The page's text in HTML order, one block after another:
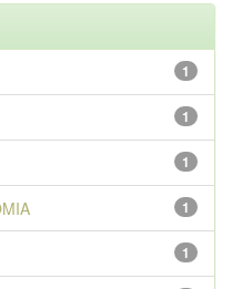
1
1
1
1
1